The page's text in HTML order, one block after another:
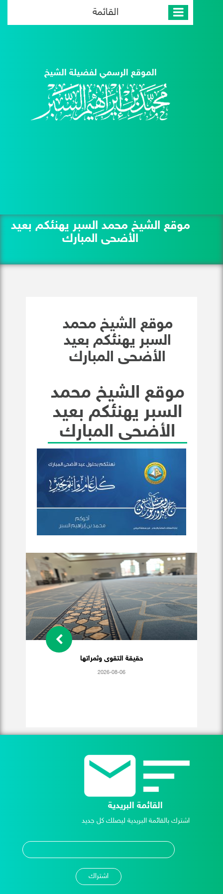
القائمة
الموقع الرسمي لفضيلة الشيخ
موقع الشيخ محمد السبر يهنئكم بعيد
الأضحى المبارك
موقع الشيخ محمد
السبر يهنئكم بعيد
الأضحى المبارك
موقع الشيخ محمد
السبر يهنئكم بعيد
الأضحى المبارك
حقيقة التقوى وثمراتها
2026-08-06
القائمة البريدية
اشترك بالقائمة البريدية ليصلك كل جديد